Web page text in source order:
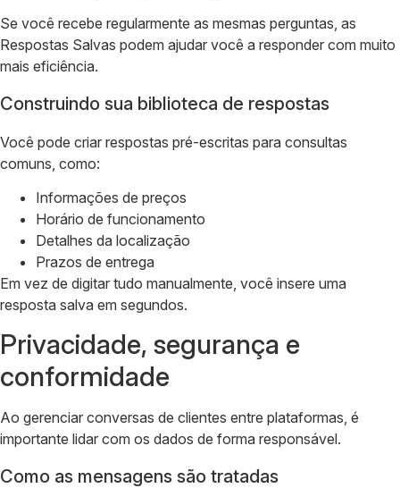
Se você recebe regularmente as mesmas perguntas, as
Respostas Salvas podem ajudar você a responder com muito
mais eficiência.
Construindo sua biblioteca de respostas
Você pode criar respostas pré-escritas para consultas
comuns, como:
Informações de preços
Horário de funcionamento
Detalhes da localização
Prazos de entrega
Em vez de digitar tudo manualmente, você insere uma
resposta salva em segundos.
Privacidade, segurança e
conformidade
Ao gerenciar conversas de clientes entre plataformas, é
importante lidar com os dados de forma responsável.
Como as mensagens são tratadas